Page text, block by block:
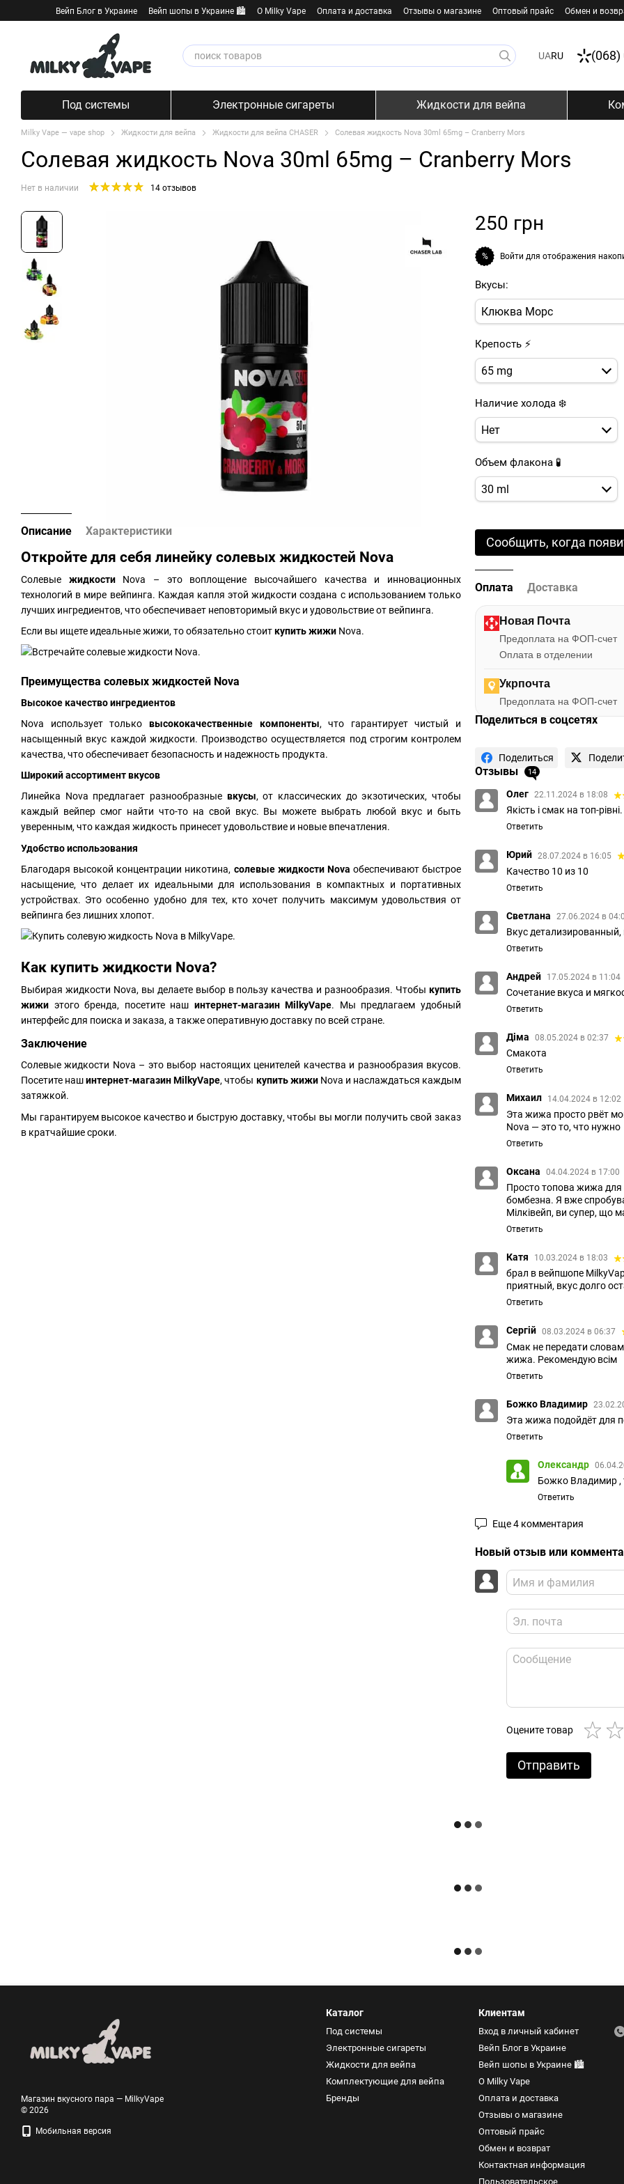
Перейти к основному контенту
Вейп Блог в Украине Вейп шопы в Украине 🏙️ О Milky Vape Оплата и доставка Отзывы о магазине Оптовый прайс Обмен и
UARU (068)
Под системы Электронные сигареты Жидкости для вейпа
Milky Vape — vape shop Жидкости для вейпа Жидкости для вейпа CHASER Солевая жидкость Nova 30ml 65mg – Cranberry Mors
Солевая жидкость Nova 30ml 65mg – Cranberry Mors
Нет в наличии 14 отзывов
Описание Характеристики
Откройте для себя линейку солевых жидкостей Nova
Солевые жидкости Nova – это воплощение высочайшего качества и инновационных
технологий в мире вейпинга. Каждая капля этой жидкости создана с использованием только
лучших ингредиентов, что обеспечивает неповторимый вкус и удовольствие от вейпинга.
Если вы ищете идеальные жижи, то обязательно стоиткупить жижи Nova.
Преимущества солевых жидкостей Nova
Высокое качество ингредиентов
Nova использует только высококачественные компоненты, что гарантирует чистый и
насыщенный вкус каждой жидкости. Производство осуществляется под строгим контролем
качества, что обеспечивает безопасность и надежность продукта.
Широкий ассортимент вкусов
Линейка Nova предлагает разнообразные вкусы, от классических до экзотических, чтобы
каждый вейпер смог найти что-то на свой вкус. Вы можете выбрать любой вкус и быть
уверенным, что каждая жидкость принесет удовольствие и новые впечатления.
Удобство использования
Благодаря высокой концентрации никотина, солевые жидкости Nova обеспечивают быстрое
насыщение, что делает их идеальными для использования в компактных и портативных
устройствах. Это особенно удобно для тех, кто хочет получить максимум удовольствия от
вейпинга без лишних хлопот.
Как купить жидкости Nova?
Выбирая жидкости Nova, вы делаете выбор в пользу качества и разнообразия. Чтобы купить
жижи этого бренда, посетите наш интернет-магазин MilkyVape. Мы предлагаем удобный
интерфейс для поиска и заказа, а также оперативную доставку по всей стране.
Заключение
Солевые жидкости Nova – это выбор настоящих ценителей качества и разнообразия вкусов.
Посетите нашинтернет-магазин MilkyVape, чтобы купить жижиNova и наслаждаться каждым
затяжкой.
Мы гарантируем высокое качество и быструю доставку, чтобы вы могли получить свой заказ
в кратчайшие сроки.
250 грн
% Войти для отображения
Вкусы:
Клюква Морс
Крепость ⚡
65 mg
Наличие холода ❄️
Нет
Объем флакона 🧪
30 ml
Сообщить, когда
Оплата Доставка
Новая Почта
Предоплата на ФОП-счет
Оплата в отделении
Укрпочта
Предоплата на ФОП-счет
Поделиться в соцсетях
Поделиться
Отзывы 14
Олег 22.11.2024 в 18:08
Якість і смак на топ-
Ответить
Юрий 28.07.2024 в 16:05
Качество 10 из 10
Ответить
Светлана 27.06.2024 в
Вкус
Ответить
Андрей 17.05.2024 в 11:04
Сочетание вкуса и
Ответить
Діма 08.05.2024 в 02:37
Смакота
Ответить
Михаил 14.04.2024 в 12:02
Эта жижа просто рвёт
Nova — это то, что нужно
Ответить
Оксана 04.04.2024 в 17:00
Просто топова жижа для
бомбезна. Я вже
Мілківейп, ви супер, що
Ответить
Катя 10.03.2024 в 18:03
брал в вейпшопе
приятный, вкус долго
Ответить
Сергій 08.03.2024 в 06:37
Смак не передати
жижа. Рекомендую всім
Ответить
Божко Владимир
Эта жижа подойдёт для
Ответить
Олександр
Божко Владимир ,
Ответить
Еще 4 комментария
Новый отзыв или
Оцените товар
Отправить
Магазин вкусного пара — MilkyVape
© 2026
Мобильная версия
Каталог
Под системы
Электронные сигареты
Жидкости для вейпа
Комплектующие для вейпа
Бренды
Клиентам
Вход в личный кабинет
Вейп Блог в Украине
Вейп шопы в Украине 🏙️
О Milky Vape
Оплата и доставка
Отзывы о магазине
Оптовый прайс
Обмен и возврат
Контактная информация
Пользовательское